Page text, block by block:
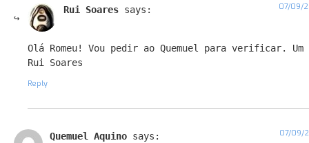
Rui Soares says: 07/09/
Olá Romeu! Vou pedir ao Quemuel para verificar. Um
Rui Soares
Reply
Quemuel Aquino says: 07/09/